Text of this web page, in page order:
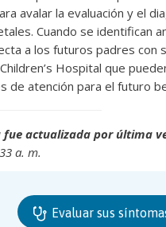
avalar la evaluación y el
Cuando se identifican
a los futuros padres con
Hospital que
de atención para el futuro
fue actualizada por última
a. m.
Evaluar sus